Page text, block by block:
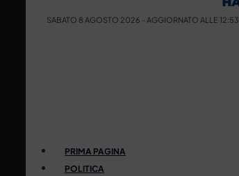
SABATO 8 AGOSTO 2026 - AGGIORNATO ALLE 12:53
PRIMA PAGINA
POLITICA